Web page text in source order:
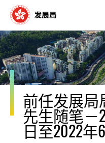
容
开
始
前任发展局
先生随笔－
日至2022年